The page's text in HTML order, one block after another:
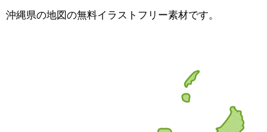
沖縄県の地図の無料イラストフリー素材です。